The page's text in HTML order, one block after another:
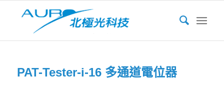
PAT-Tester-i-16 多通道電位器